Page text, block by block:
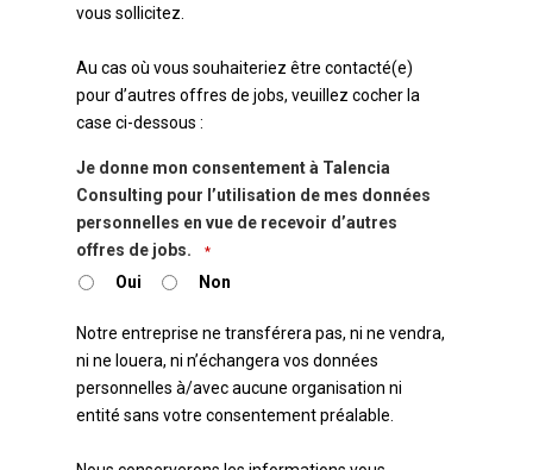
vous sollicitez.
Au cas où vous souhaiteriez être contacté(e)
pour d’autres offres de jobs, veuillez cocher la
case ci-dessous :
Je donne mon consentement à Talencia
Consulting pour l’utilisation de mes données
personnelles en vue de recevoir d’autres
offres de jobs.
*
Oui Non
Notre entreprise ne transférera pas, ni ne vendra,
ni ne louera, ni n’échangera vos données
personnelles à/avec aucune organisation ni
entité sans votre consentement préalable.